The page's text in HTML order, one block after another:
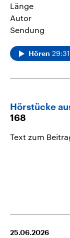
Länge
Autor
Sendung
Hören 29:31
Hörstücke
168
Text zum
25.06.2026